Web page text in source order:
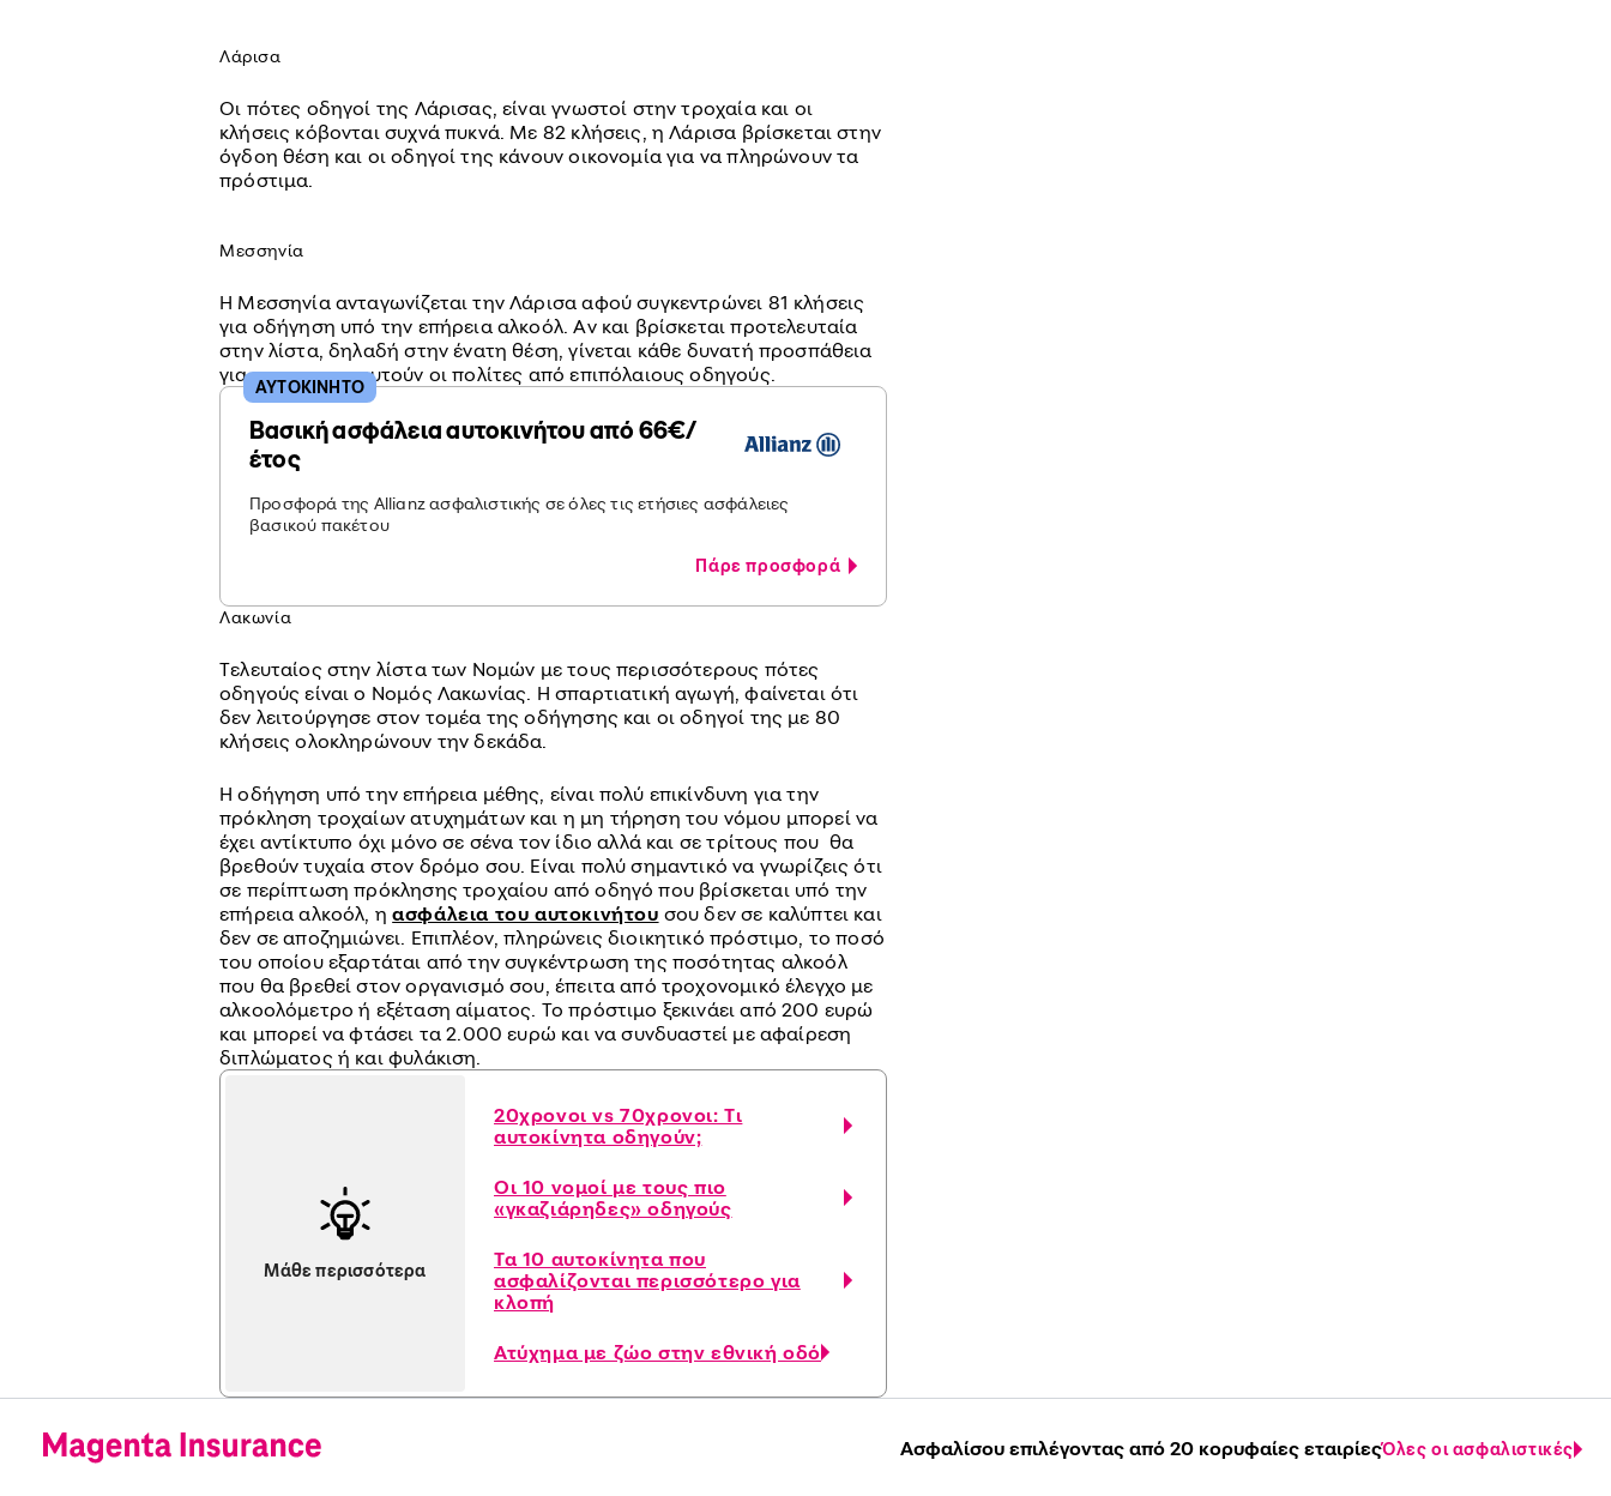
Λάρισα
Οι πότες οδηγοί της Λάρισας, είναι γνωστοί στην τροχαία και οι
κλήσεις κόβονται συχνά πυκνά. Με 82 κλήσεις, η Λάρισα βρίσκεται στην
όγδοη θέση και οι οδηγοί της κάνουν οικονομία για να πληρώνουν τα
πρόστιμα.
Μεσσηνία
Η Μεσσηνία ανταγωνίζεται την Λάρισα αφού συγκεντρώνει 81 κλήσεις
για οδήγηση υπό την επήρεια αλκοόλ. Αν και βρίσκεται προτελευταία
στην λίστα, δηλαδή στην ένατη θέση, γίνεται κάθε δυνατή προσπάθεια
για να προστατευτούν οι πολίτες από επιπόλαιους οδηγούς.
Βασική ασφάλεια αυτοκινήτου από 66€/
έτος
Προσφορά της Allianz ασφαλιστικής σε όλες τις ετήσιες ασφάλειες
βασικού πακέτου
Πάρε προσφορά
ΑΥΤΟΚΙΝΗΤΟ
Λακωνία
Τελευταίος στην λίστα των Νομών με τους περισσότερους πότες
οδηγούς είναι ο Νομός Λακωνίας. Η σπαρτιατική αγωγή, φαίνεται ότι
δεν λειτούργησε στον τομέα της οδήγησης και οι οδηγοί της με 80
κλήσεις ολοκληρώνουν την δεκάδα.
Η οδήγηση υπό την επήρεια μέθης, είναι πολύ επικίνδυνη για την
πρόκληση τροχαίων ατυχημάτων και η μη τήρηση του νόμου μπορεί να
έχει αντίκτυπο όχι μόνο σε σένα τον ίδιο αλλά και σε τρίτους που θα
βρεθούν τυχαία στον δρόμο σου. Είναι πολύ σημαντικό να γνωρίζεις ότι
σε περίπτωση πρόκλησης τροχαίου από οδηγό που βρίσκεται υπό την
επήρεια αλκοόλ, ηασφάλεια του αυτοκινήτου σου δεν σε καλύπτει και
δεν σε αποζημιώνει. Επιπλέον, πληρώνεις διοικητικό πρόστιμο, το ποσό
του οποίου εξαρτάται από την συγκέντρωση της ποσότητας αλκοόλ
που θα βρεθεί στον οργανισμό σου, έπειτα από τροχονομικό έλεγχο με
αλκοολόμετρο ή εξέταση αίματος. Το πρόστιμο ξεκινάει από 200 ευρώ
και μπορεί να φτάσει τα 2.000 ευρώ και να συνδυαστεί με αφαίρεση
διπλώματος ή και φυλάκιση.
Μάθε περισσότερα
20χρονοι vs 70χρονοι: Τι
αυτοκίνητα οδηγούν;
Οι 10 νομοί με τους πιο
«γκαζιάρηδες» οδηγούς
Τα 10 αυτοκίνητα που
ασφαλίζονται περισσότερο για
κλοπή
Ατύχημα με ζώο στην εθνική οδό
Ασφαλίσου επιλέγοντας από 20 κορυφαίες εταιρίεςΌλες οι ασφαλιστικές